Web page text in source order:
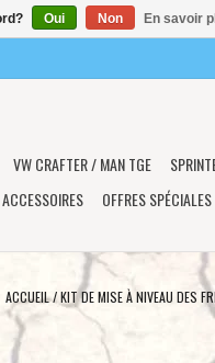
VW CRAFTER / MAN TGE
ACCESSOIRES OFFRES SPÉCIALES
ACCUEIL/KIT DE MISE À NIVEAU DES
Oui Non En savoir